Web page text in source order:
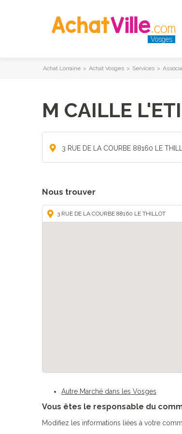
Vosges
Achat Lorraine > Achat Vosges > Services >
M CAILLE
3 RUE DE LA COURBE 88160 LE
Nous trouver
3 RUE DE LA COURBE 88160 LE THILLOT
Autre Marché dans les Vosges
Vous êtes le responsable du
Modifiez les informations liées à votre